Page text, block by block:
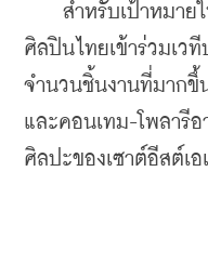
สำหรับเป้าหมายใ
ศิลปินไทยเข้าร่วมเว
จำนวนชิ้นงานที่มากขึ้
และคอนเทม-โพลารี
ศิลปะของเซาต์อีสต์เอ